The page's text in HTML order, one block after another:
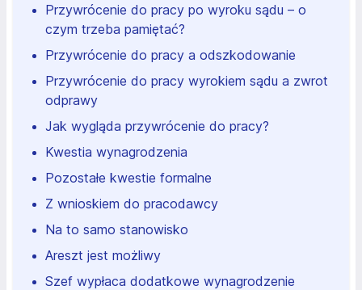
Przywrócenie do pracy po wyroku sądu – o
czym trzeba pamiętać?
Przywrócenie do pracy a odszkodowanie
Przywrócenie do pracy wyrokiem sądu a zwrot
odprawy
Jak wygląda przywrócenie do pracy?
Kwestia wynagrodzenia
Pozostałe kwestie formalne
Z wnioskiem do pracodawcy
Na to samo stanowisko
Areszt jest możliwy
Szef wypłaca dodatkowe wynagrodzenie